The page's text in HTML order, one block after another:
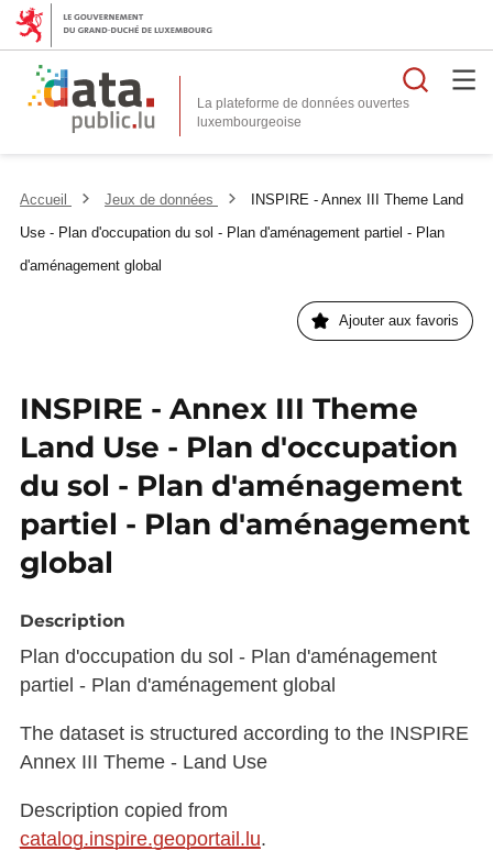
La plateforme de données ouvertes
Accueil Jeux de données
INSPIRE - Annex III Theme Land
Use - Plan d'occupation du sol - Plan d'aménagement partiel - Plan
d'aménagement global
Ajouter aux favoris
INSPIRE - Annex III Theme
Land Use - Plan d'occupation
du sol - Plan d'aménagement
partiel - Plan d'aménagement
global
Description
Plan d'occupation du sol - Plan d'aménagement
partiel - Plan d'aménagement global
The dataset is structured according to the INSPIRE
Annex III Theme - Land Use
Description copied from
catalog.inspire.geoportail.lu.